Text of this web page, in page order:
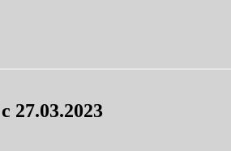
27.03.2023